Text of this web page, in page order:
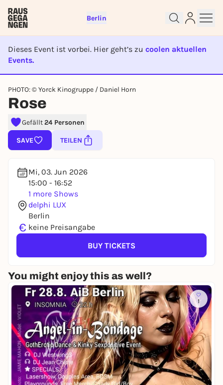
Berlin
Dieses Event ist vorbei. Hier geht’s zu coolen aktuellen
Events.
EVENT IST BEENDET
PHOTO: © Yorck Kinogruppe / Daniel Horn
Rose
Gefällt24 Personen
SAVE TEILEN
Mi, 03. Jun 2026
15:00 - 16:52
1 more Shows
delphi LUX
Berlin
€ keine Preisangabe
BUY TICKETS
You might enjoy this as well?
1
Sign up for free and get started
lotteries, you need a free Rausgegangen account.
REGISTER FOR FREE NOW